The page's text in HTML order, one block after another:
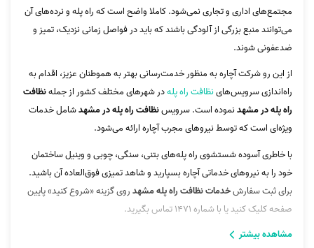
مجتمع‌های اداری و تجاری نمی‌شود. کاملا واضح است که راه پله و نرده‌های آن
می‌توانند منبع بزرگی از آلودگی باشند که باید در فواصل زمانی نزدیک، تمیز و
ضدعفونی شوند.
از این رو شرکت آچاره به منظور خدمت‌رسانی بهتر به هموطنان عزیز، اقدام به
راه‌اندازی سرویس‌هاینظافت راه پلهدر شهرهای مختلف کشور از جملهنظافت
راه پله در مشهدنموده است. سرویسنظافت راه پله در مشهدشامل خدمات
ویژه‌ای است که توسط نیروهای مجرب آچاره ارائه می‌شود.
با خاطری آسوده شستشوی راه پله‌های بتنی، سنگی، چوبی و وینیل ساختمان
خود را به نیروهای خدماتی آچاره بسپارید و شاهد تمیزی فوق‌العاده آن باشید.
برای ثبت سفارشخدمات نظافت راه پله مشهدروی گزینه «شروع کنید» پایین
صفحه کلیک کنید یا با شماره 1471 تماس بگیرید.
مشاهده بیشتر